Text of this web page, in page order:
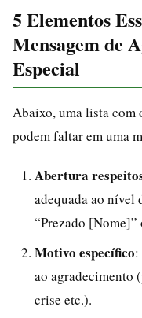
5 Elementos
Mensagem de
Especial
Abaixo, uma lista com
podem faltar em uma
Abertura
adequada ao nível
“Prezado
Motivo específico:
ao agradecimento
crise etc.).